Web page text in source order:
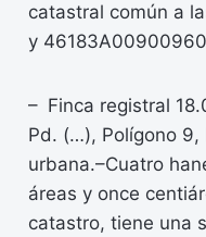
catastral común a
y
– Finca registral
Pd. (…), Polígono 9,
urbana.–Cuatro
áreas y once
catastro, tiene una